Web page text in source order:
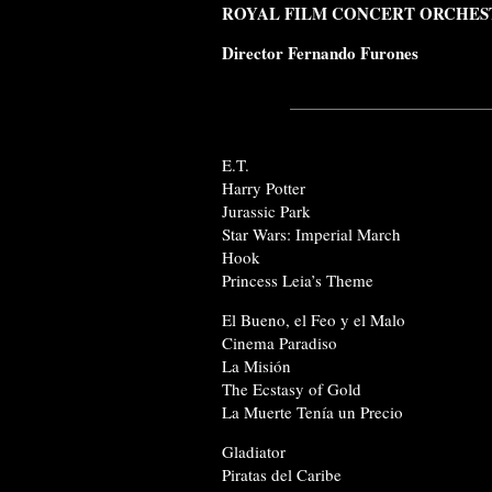
ROYAL FILM CONCERT
Director Fernando Furones
E.T.
Harry Potter
Jurassic Park
Star Wars: Imperial March
Hook
Princess Leia’s Theme
El Bueno, el Feo y el Malo
Cinema Paradiso
La Misión
The Ecstasy of Gold
La Muerte Tenía un Precio
Gladiator
Piratas del Caribe